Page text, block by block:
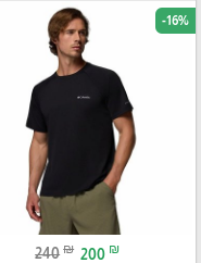
-16%
240 ₪ 200 ₪